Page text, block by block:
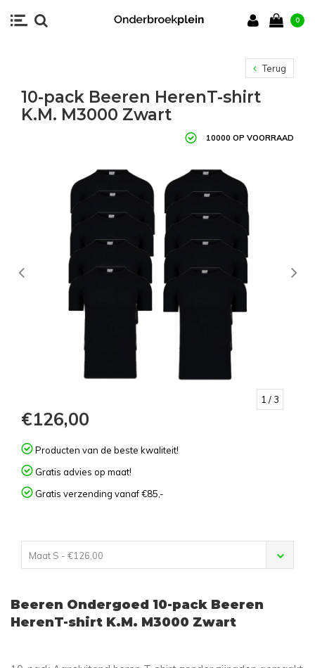
0
Terug
10-pack Beeren HerenT-shirt
K.M. M3000 Zwart
10000 OP VOORRAAD
1 / 3
€126,00
Producten van de beste kwaliteit!
Gratis advies op maat!
Gratis verzending vanaf €85,-
Maat S - €126,00
Beeren Ondergoed 10-pack Beeren
HerenT-shirt K.M. M3000 Zwart